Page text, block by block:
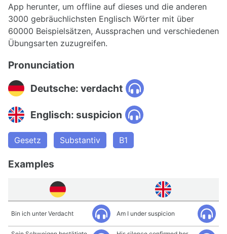
App herunter, um offline auf dieses und die anderen
3000 gebräuchlichsten Englisch Wörter mit über
60000 Beispielsätzen, Aussprachen und verschiedenen
Übungsarten zuzugreifen.
Pronunciation
Deutsche: verdacht
Englisch: suspicion
Gesetz Substantiv B1
Examples
Bin ich unter Verdacht Am I under suspicion